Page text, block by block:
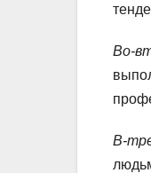
Во-
В-